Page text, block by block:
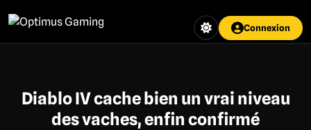
au
contenu
Connexion
Diablo IV cache bien un vrai niveau
des vaches, enfin confirmé